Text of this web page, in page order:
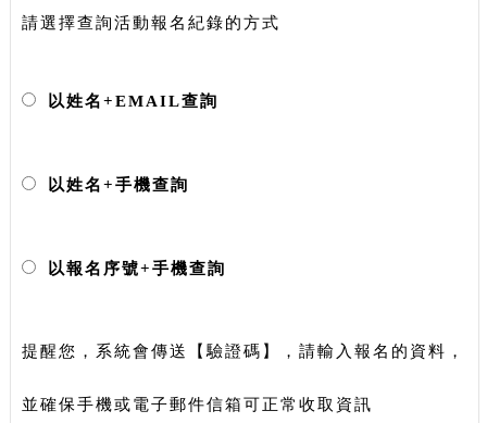
請選擇查詢活動報名紀錄的方式
以姓名+EMAIL查詢
以姓名+手機查詢
以報名序號+手機查詢
提醒您，系統會傳送【驗證碼】，請輸入報名的資料，
並確保手機或電子郵件信箱可正常收取資訊